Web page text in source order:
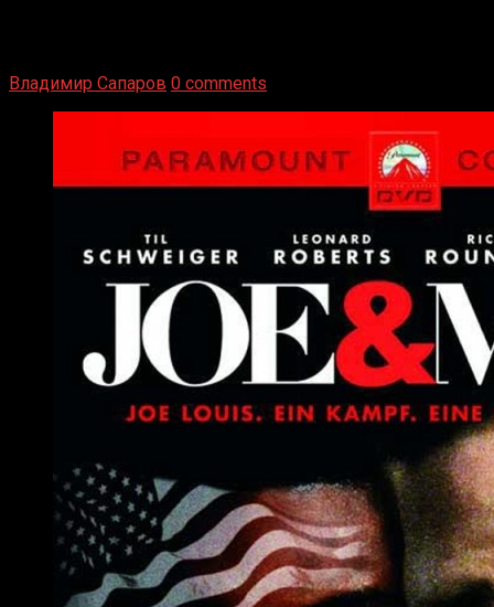
Владимир Сапаров 0 comments